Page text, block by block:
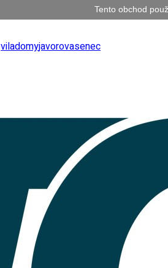
viladomyjavorovasenec
Tento obchod